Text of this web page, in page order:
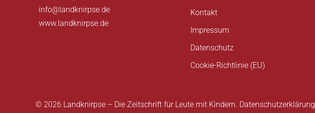
info@landknirpse.de
www.landknirpse.de
Kontakt
Impressum
Datenschutz
Cookie-Richtlinie (EU)
© 2026 Landknirpse – Die Zeitschrift für Leute mit Kindern. Datenschutzerklärung